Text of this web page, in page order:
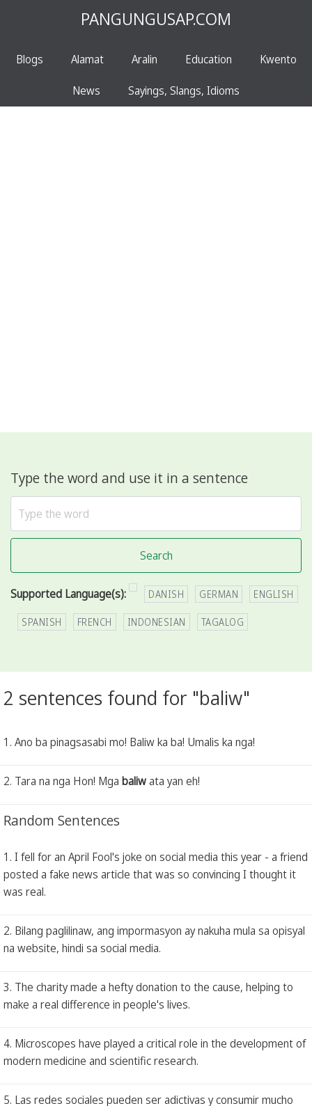
PANGUNGUSAP.COM
Blogs Alamat Aralin Education Kwento
News Sayings, Slangs, Idioms
Type the word and use it in a sentence
Search
Supported Language(s): DANISH GERMAN ENGLISH
SPANISH FRENCH INDONESIAN TAGALOG
2 sentences found for "baliw"
1. Ano ba pinagsasabi mo! Baliw ka ba! Umalis ka nga!
2. Tara na nga Hon! Mga baliwata yan eh!
Random Sentences
1. I fell for an April Fool's joke on social media this year - a friend
posted a fake news article that was so convincing I thought it
was real.
2. Bilang paglilinaw, ang impormasyon ay nakuha mula sa opisyal
na website, hindi sa social media.
3. The charity made a hefty donation to the cause, helping to
make a real difference in people's lives.
4. Microscopes have played a critical role in the development of
modern medicine and scientific research.
5. Las redes sociales pueden ser adictivas y consumir mucho